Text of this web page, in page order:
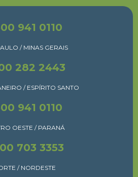
941 0110
/ MINAS GERAIS
282 2443
/ ESPÍRITO SANTO
941 0110
OESTE / PARANÁ
703 3353
/ NORDESTE